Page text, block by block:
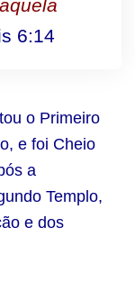
6:14
o Primeiro
e foi Cheio
a
Templo,
e dos